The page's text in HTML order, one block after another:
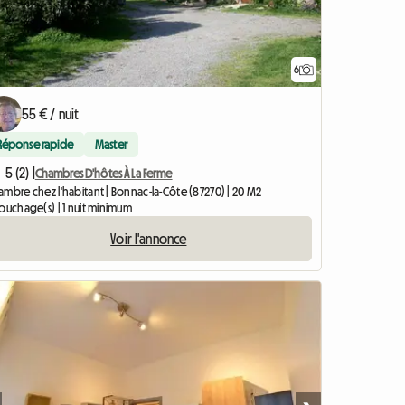
6
55 € / nuit
rapide Master
5 (2) | Chambres D'hôtes À La Ferme
chez l'habitant | Bonnac-la-Côte (87270) | 20 M2
| 1 nuit minimum
Voir l'annonce